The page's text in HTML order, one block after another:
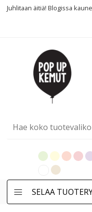
Juhlitaan äitiä! Blogissa
SELAA